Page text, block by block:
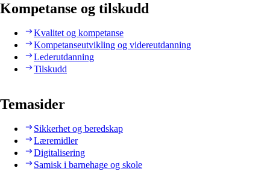
Kompetanse og tilskudd
Kvalitet og kompetanse
Kompetanseutvikling og videreutdanning
Lederutdanning
Tilskudd
Temasider
Sikkerhet og beredskap
Læremidler
Digitalisering
Samisk i barnehage og skole